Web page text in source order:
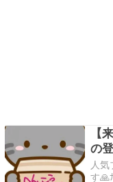
【
の
10
人
す🙏